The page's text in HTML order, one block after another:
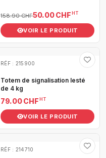
158.90 CHF50.00 CHF HT
VOIR LE PRODUIT
RÉF : 215900
Totem de signalisation lesté
de 4 kg
79.00 CHF HT
VOIR LE PRODUIT
RÉF : 214710